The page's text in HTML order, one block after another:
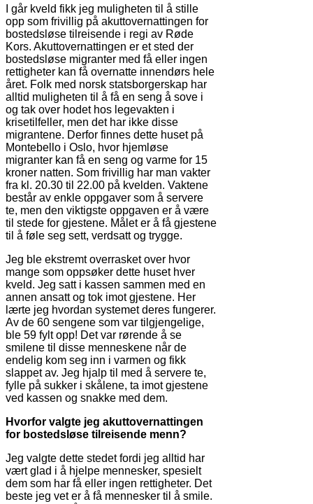
I går kveld fikk jeg muligheten til å stille
opp som frivillig på akuttovernattingen for
bostedsløse tilreisende i regi av Røde
Kors. Akuttovernattingen er et sted der
bostedsløse migranter med få eller ingen
rettigheter kan få overnatte innendørs hele
året. Folk med norsk statsborgerskap har
alltid muligheten til å få en seng å sove i
og tak over hodet hos legevakten i
krisetilfeller, men det har ikke disse
migrantene. Derfor finnes dette huset på
Montebello i Oslo, hvor hjemløse
migranter kan få en seng og varme for 15
kroner natten. Som frivillig har man vakter
fra kl. 20.30 til 22.00 på kvelden. Vaktene
består av enkle oppgaver som å servere
te, men den viktigste oppgaven er å være
til stede for gjestene. Målet er å få gjestene
til å føle seg sett, verdsatt og trygge.
Jeg ble ekstremt overrasket over hvor
mange som oppsøker dette huset hver
kveld. Jeg satt i kassen sammen med en
annen ansatt og tok imot gjestene. Her
lærte jeg hvordan systemet deres fungerer.
Av de 60 sengene som var tilgjengelige,
ble 59 fylt opp! Det var rørende å se
smilene til disse menneskene når de
endelig kom seg inn i varmen og fikk
slappet av. Jeg hjalp til med å servere te,
fylle på sukker i skålene, ta imot gjestene
ved kassen og snakke med dem.
Hvorfor valgte jeg akuttovernattingen
for bostedsløse tilreisende menn?
Jeg valgte dette stedet fordi jeg alltid har
vært glad i å hjelpe mennesker, spesielt
dem som har få eller ingen rettigheter. Det
beste jeg vet er å få mennesker til å smile.